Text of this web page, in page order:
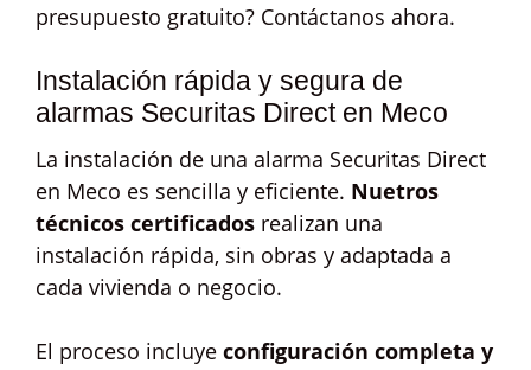
presupuesto gratuito? Contáctanos ahora.
Instalación rápida y segura de
alarmas Securitas Direct en Meco
La instalación de una alarma Securitas Direct
en Meco es sencilla y eficiente. Nuetros
técnicos certificados realizan una
instalación rápida, sin obras y adaptada a
cada vivienda o negocio.
El proceso incluye configuración completa y